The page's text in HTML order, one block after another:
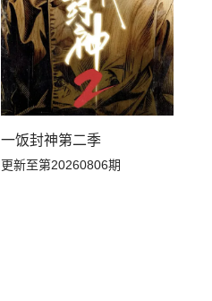
一饭封神第二季
更新至第20260806期